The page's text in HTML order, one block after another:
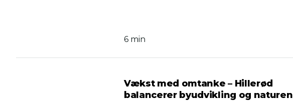
6 min
Vækst med omtanke – Hillerød
balancerer byudvikling og naturen